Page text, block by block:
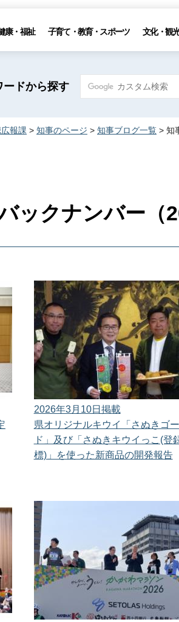
康・福祉 子育て・教育・スポーツ 文化・観
ードから探す
報課 > 知事のページ > 知事ブログ一覧 > 知
ックナンバー（
2026年3月10日掲載
県オリジナルキウイ「さぬきゴ
ド」及び「さぬきキウイっこ(登
標)」を使った新商品の開発報告